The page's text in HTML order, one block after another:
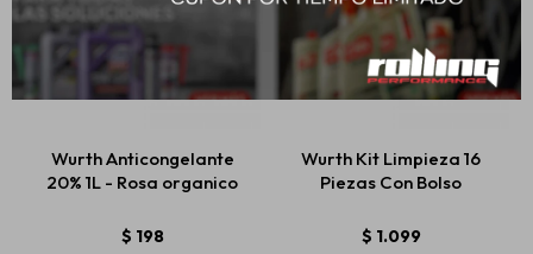
Wurth Anticongelante
20% 1L - Rosa organico
$ 198
Wurth Kit Limpieza 16
Piezas Con Bolso
$ 1.099